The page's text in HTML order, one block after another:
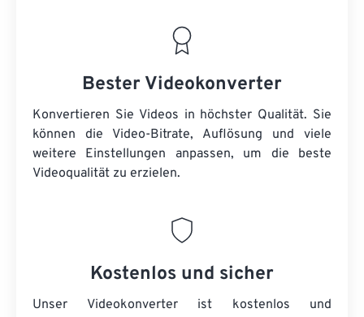
Bester Videokonverter
Konvertieren Sie Videos in höchster Qualität. Sie
können die Video-Bitrate, Auflösung und viele
weitere Einstellungen anpassen, um die beste
Videoqualität zu erzielen.
Kostenlos und sicher
Unser Videokonverter ist kostenlos und